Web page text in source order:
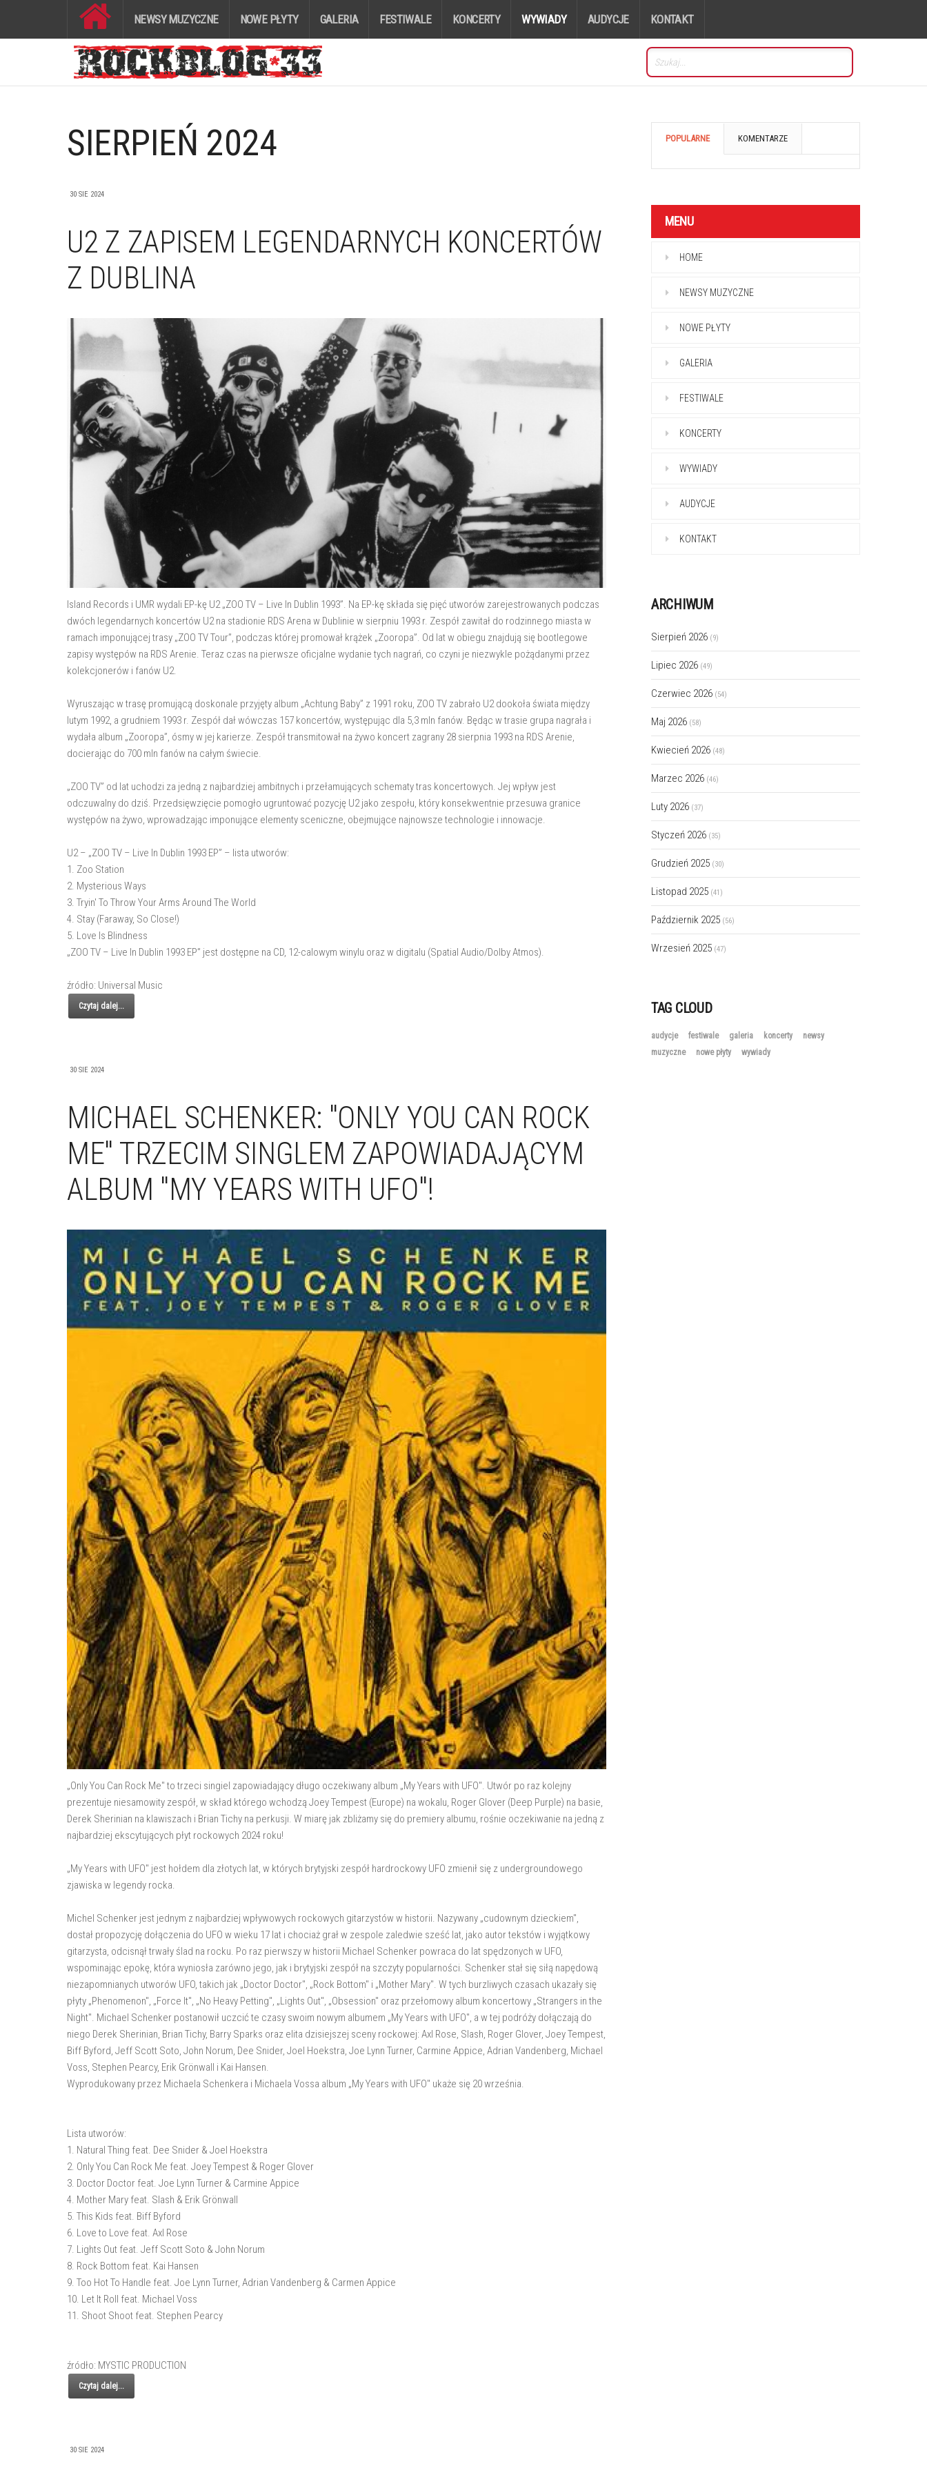
NEWSY MUZYCZNE NOWE PŁYTY GALERIA FESTIWALE KONCERTY WYWIADY AUDYCJE KONTAKT
SIERPIEŃ 2024
30 SIE 2024
U2 Z ZAPISEM LEGENDARNYCH KONCERTÓW
Z DUBLINA
Island Records i UMR wydali EP-kę U2 „ZOO TV – Live In Dublin 1993”. Na EP-kę składa się pięć utworów zarejestrowanych podczas
dwóch legendarnych koncertów U2 na stadionie RDS Arena w Dublinie w sierpniu 1993 r. Zespół zawitał do rodzinnego miasta w
ramach imponującej trasy „ZOO TV Tour”, podczas której promował krążek „Zooropa”. Od lat w obiegu znajdują się bootlegowe
zapisy występów na RDS Arenie. Teraz czas na pierwsze oficjalne wydanie tych nagrań, co czyni je niezwykle pożądanymi przez
kolekcjonerów i fanów U2.
Wyruszając w trasę promującą doskonale przyjęty album „Achtung Baby” z 1991 roku, ZOO TV zabrało U2 dookoła świata między
lutym 1992, a grudniem 1993 r. Zespół dał wówczas 157 koncertów, występując dla 5,3 mln fanów. Będąc w trasie grupa nagrała i
wydała album „Zooropa”, ósmy w jej karierze. Zespół transmitował na żywo koncert zagrany 28 sierpnia 1993 na RDS Arenie,
docierając do 700 mln fanów na całym świecie.
„ZOO TV” od lat uchodzi za jedną z najbardziej ambitnych i przełamujących schematy tras koncertowych. Jej wpływ jest
odczuwalny do dziś. Przedsięwzięcie pomogło ugruntować pozycję U2 jako zespołu, który konsekwentnie przesuwa granice
występów na żywo, wprowadzając imponujące elementy sceniczne, obejmujące najnowsze technologie i innowacje.
U2 – „ZOO TV – Live In Dublin 1993 EP” – lista utworów:
1. Zoo Station
2. Mysterious Ways
3. Tryin' To Throw Your Arms Around The World
4. Stay (Faraway, So Close!)
5. Love Is Blindness
„ZOO TV – Live In Dublin 1993 EP” jest dostępne na CD, 12-calowym winylu oraz w digitalu (Spatial Audio/Dolby Atmos).
źródło: Universal Music
Czytaj dalej...
30 SIE 2024
MICHAEL SCHENKER: "ONLY YOU CAN ROCK
ME" TRZECIM SINGLEM ZAPOWIADAJĄCYM
ALBUM "MY YEARS WITH UFO"!
„Only You Can Rock Me" to trzeci singiel zapowiadający długo oczekiwany album „My Years with UFO". Utwór po raz kolejny
prezentuje niesamowity zespół, w skład którego wchodzą Joey Tempest (Europe) na wokalu, Roger Glover (Deep Purple) na basie,
Derek Sherinian na klawiszach i Brian Tichy na perkusji. W miarę jak zbliżamy się do premiery albumu, rośnie oczekiwanie na jedną z
najbardziej ekscytujących płyt rockowych 2024 roku!
„My Years with UFO" jest hołdem dla złotych lat, w których brytyjski zespół hardrockowy UFO zmienił się z undergroundowego
zjawiska w legendy rocka.
Michel Schenker jest jednym z najbardziej wpływowych rockowych gitarzystów w historii. Nazywany „cudownym dzieckiem",
dostał propozycję dołączenia do UFO w wieku 17 lat i chociaż grał w zespole zaledwie sześć lat, jako autor tekstów i wyjątkowy
gitarzysta, odcisnął trwały ślad na rocku. Po raz pierwszy w historii Michael Schenker powraca do lat spędzonych w UFO,
wspominając epokę, która wyniosła zarówno jego, jak i brytyjski zespół na szczyty popularności. Schenker stał się siłą napędową
niezapomnianych utworów UFO, takich jak „Doctor Doctor", „Rock Bottom" i „Mother Mary". W tych burzliwych czasach ukazały się
płyty „Phenomenon", „Force It", „No Heavy Petting", „Lights Out", „Obsession" oraz przełomowy album koncertowy „Strangers in the
Night". Michael Schenker postanowił uczcić te czasy swoim nowym albumem „My Years with UFO", a w tej podróży dołączają do
niego Derek Sherinian, Brian Tichy, Barry Sparks oraz elita dzisiejszej sceny rockowej: Axl Rose, Slash, Roger Glover, Joey Tempest,
Biff Byford, Jeff Scott Soto, John Norum, Dee Snider, Joel Hoekstra, Joe Lynn Turner, Carmine Appice, Adrian Vandenberg, Michael
Voss, Stephen Pearcy, Erik Grönwall i Kai Hansen.
Wyprodukowany przez Michaela Schenkera i Michaela Vossa album „My Years with UFO" ukaże się 20 września.
Lista utworów:
1. Natural Thing feat. Dee Snider & Joel Hoekstra
2. Only You Can Rock Me feat. Joey Tempest & Roger Glover
3. Doctor Doctor feat. Joe Lynn Turner & Carmine Appice
4. Mother Mary feat. Slash & Erik Grönwall
5. This Kids feat. Biff Byford
6. Love to Love feat. Axl Rose
7. Lights Out feat. Jeff Scott Soto & John Norum
8. Rock Bottom feat. Kai Hansen
9. Too Hot To Handle feat. Joe Lynn Turner, Adrian Vandenberg & Carmen Appice
10. Let It Roll feat. Michael Voss
11. Shoot Shoot feat. Stephen Pearcy
źródło: MYSTIC PRODUCTION
Czytaj dalej...
30 SIE 2024
POPULARNE KOMENTARZE
MENU
HOME
NEWSY MUZYCZNE
NOWE PŁYTY
GALERIA
FESTIWALE
KONCERTY
WYWIADY
AUDYCJE
KONTAKT
ARCHIWUM
Sierpień 2026 (9)
Lipiec 2026 (49)
Czerwiec 2026 (54)
Maj 2026 (58)
Kwiecień 2026 (48)
Marzec 2026 (46)
Luty 2026 (37)
Styczeń 2026 (35)
Grudzień 2025 (30)
Listopad 2025 (41)
Październik 2025 (56)
Wrzesień 2025 (47)
TAG CLOUD
audycje festiwale galeria koncerty
newsy
muzyczne
nowe płyty wywiady